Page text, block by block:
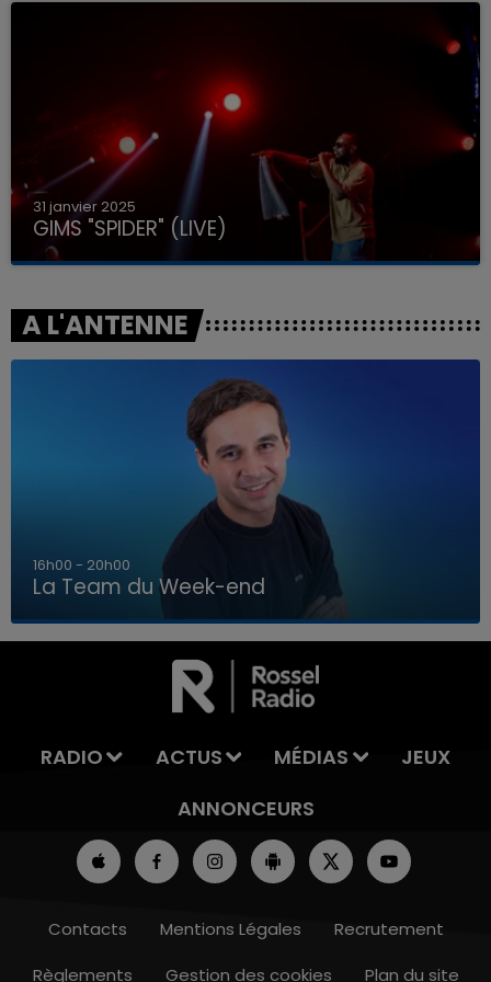
LA TEAM DU WEEK-END
31 janvier 2025
GIMS "SPIDER" (LIVE)
A L'ANTENNE
7h00 - 12h00
La Team du Week-end
RADIO ACTUS MÉDIAS
JEUX
ANNONCEURS
Contacts Mentions Légales
Recrutement
Règlements
Gestion des cookies Plan du site